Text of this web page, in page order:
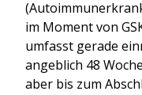
im Moment von
umfasst gerade
angeblich 48
aber bis zum